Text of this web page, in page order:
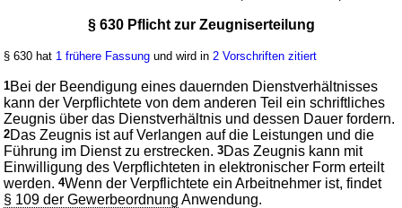
§ 630 Pflicht zur Zeugniserteilung
§ 630 hat 1 frühere Fassung und wird in 2 Vorschriften zitiert
1Bei der Beendigung eines dauernden Dienstverhältnisses
kann der Verpflichtete von dem anderen Teil ein schriftliches
Zeugnis über das Dienstverhältnis und dessen Dauer fordern.
2Das Zeugnis ist auf Verlangen auf die Leistungen und die
Führung im Dienst zu erstrecken.3Das Zeugnis kann mit
Einwilligung des Verpflichteten in elektronischer Form erteilt
werden.4Wenn der Verpflichtete ein Arbeitnehmer ist, findet
§ 109 der Gewerbeordnung Anwendung.